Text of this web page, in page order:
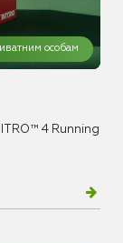
особам
4 Running